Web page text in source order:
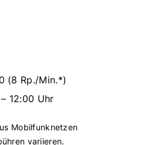
(8 Rp./Min.*)
12:00 Uhr
Mobilfunknetzen
variieren.